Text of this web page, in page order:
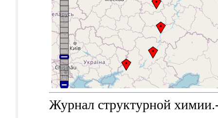
Журнал структурной